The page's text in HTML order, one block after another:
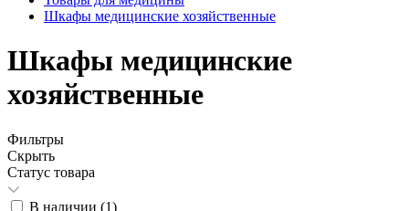
Шкафы медицинские хозяйственные
Шкафы медицинские
хозяйственные
Фильтры
Скрыть
Статус товара
В наличии (1)